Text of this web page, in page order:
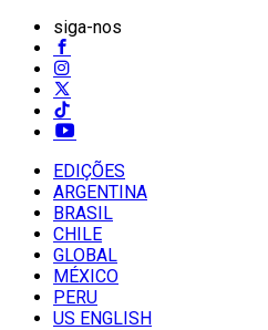
siga-nos
EDIÇÕES
ARGENTINA
BRASIL
CHILE
GLOBAL
MÉXICO
PERU
US ENGLISH